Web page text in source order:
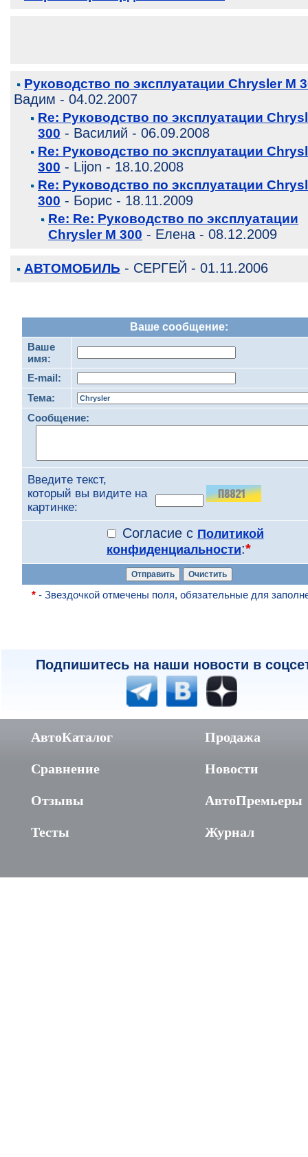
Руководство по эксплуатации Chrysler M
Вадим - 04.02.2007
Re: Руководство по эксплуатации
300 - Василий - 06.09.2008
Re: Руководство по эксплуатации
300 - Lijon - 18.10.2008
Re: Руководство по эксплуатации
300 - Борис - 18.11.2009
Re: Re: Руководство по эксплуатации
Chrysler M 300 - Елена - 08.12.2009
АВТОМОБИЛЬ - СЕРГЕЙ - 01.11.2006
Ваше сообщение:
Ваше
имя:
E-mail:
Тема:
Сообщение:
Введите текст,
который вы видите на
картинке:
Согласие с Политикой
конфиденциальности:*
*- Звездочкой отмечены поля, обязательные для
Подпишитесь на наши новости в
АвтоКаталог
Сравнение
Отзывы
Тесты
Продажа
Новости
АвтоПремьеры
Журнал